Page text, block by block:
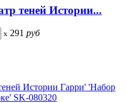
теней Истории...
x 291 руб